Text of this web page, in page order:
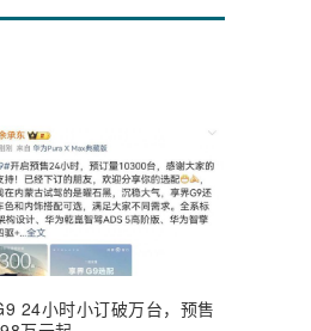
24小时小订破万台，预售